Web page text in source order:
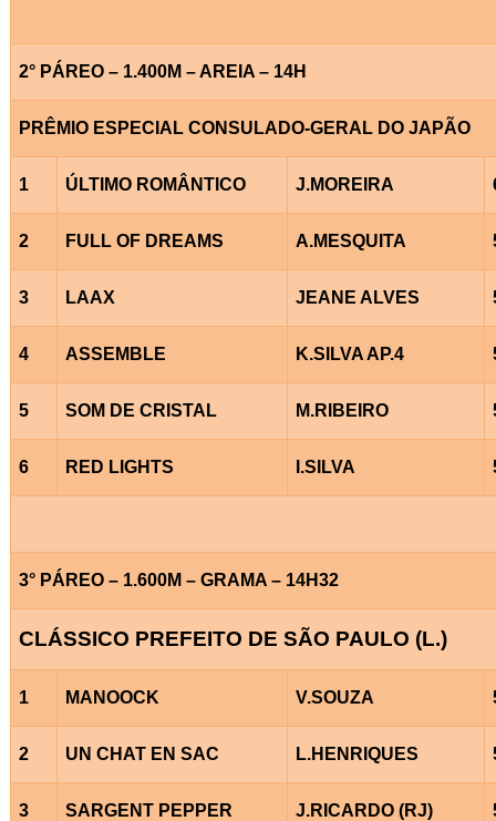
2° PÁREO – 1.400M – AREIA – 14H
PRÊMIO ESPECIAL CONSULADO-GERAL DO JAPÃO
1 ÚLTIMO ROMÂNTICO J.MOREIRA
2 FULL OF DREAMS A.MESQUITA
3 LAAX JEANE ALVES
4 ASSEMBLE K.SILVA AP.4
5 SOM DE CRISTAL M.RIBEIRO
6 RED LIGHTS I.SILVA
3° PÁREO – 1.600M – GRAMA – 14H32
CLÁSSICO PREFEITO DE SÃO PAULO (L.)
1 MANOOCK V.SOUZA
2 UN CHAT EN SAC L.HENRIQUES
3 SARGENT PEPPER J.RICARDO (RJ)